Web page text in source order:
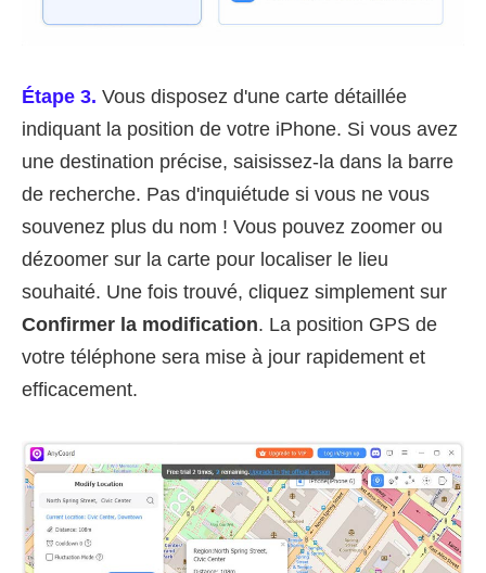
Étape 3. Vous disposez d'une carte détaillée
indiquant la position de votre iPhone. Si vous avez
une destination précise, saisissez-la dans la barre
de recherche. Pas d'inquiétude si vous ne vous
souvenez plus du nom ! Vous pouvez zoomer ou
dézoomer sur la carte pour localiser le lieu
souhaité. Une fois trouvé, cliquez simplement sur
Confirmer la modification. La position GPS de
votre téléphone sera mise à jour rapidement et
efficacement.